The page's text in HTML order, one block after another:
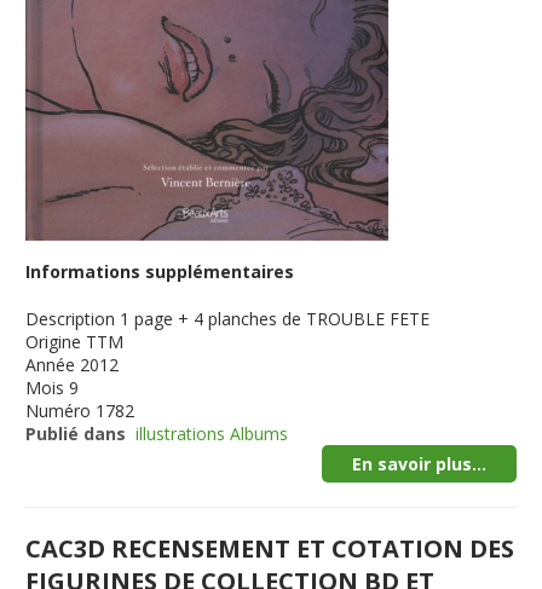
Informations supplémentaires
Description 1 page + 4 planches de TROUBLE FETE
Origine TTM
Année 2012
Mois 9
Numéro 1782
Publié dans illustrations Albums
En savoir plus...
CAC3D RECENSEMENT ET COTATION DES
FIGURINES DE COLLECTION BD ET